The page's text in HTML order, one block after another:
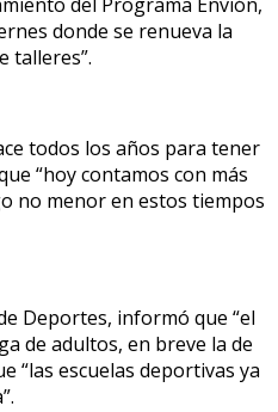
donde se renueva la
talleres”.
todos los años para tener
“hoy contamos con más
no menor en estos tiempos
Deportes, informó que “el
de adultos, en breve la de
“las escuelas deportivas ya